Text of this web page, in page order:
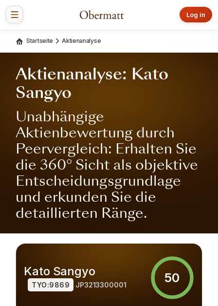
Log in
Startseite Aktienanalyse
Aktienanalyse: Kato
Sangyo
Unabhängige
Aktienbewertung durch
Peervergleich: Erhalten Sie
die 360° Sicht als objektive
Entscheidungsgrundlage
und erkunden Sie die
detaillierten Ränge.
Kato Sangyo
TYO:9869 JP3213300001 50